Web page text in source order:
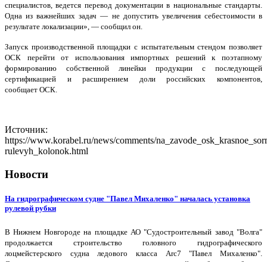
специалистов, ведется перевод документации в национальные стандарты.
Одна из важнейших задач — не допустить увеличения себестоимости в
результате локализации», — сообщил он.
Запуск производственной площадки с испытательным стендом позволяет
ОСК перейти от использования импортных решений к поэтапному
формированию собственной линейки продукции с последующей
сертификацией и расширением доли российских компонентов,
сообщает ОСК.
Источник:
https://www.korabel.ru/news/comments/
rulevyh_kolonok.html
Новости
На гидрографическом судне "Павел Михаленко" началась установка
рулевой рубки
В Нижнем Новгороде на площадке АО "Судостроительный завод "Волга"
продолжается строительство головного гидрографического
лоцмейстерского судна ледового класса Arc7 "Павел Михаленко".